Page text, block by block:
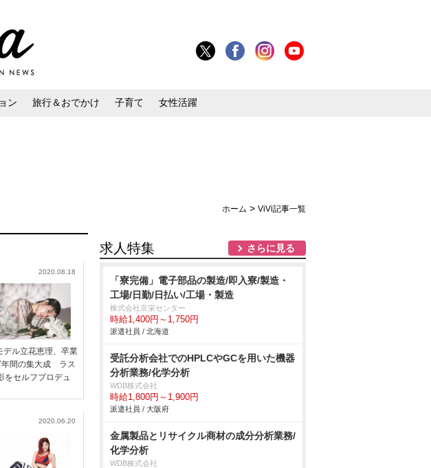
ン 旅行＆おでかけ 子育て 女性活躍
ホーム > ViVi記事一覧
2020.08.18
デル立花恵理、卒業
年間の集大成 ラス
をセルフプロデュ
2020.06.20
求人特集 さらに見る
「寮完備」電子部品の製造/即入寮/製造・
工場/日勤/日払い/工場・製造
株式会社京栄センター
時給1,400円～1,750円
派遣社員 / 北海道
受託分析会社でのHPLCやGCを用いた機器
分析業務/化学分析
WDB株式会社
時給1,800円～1,900円
派遣社員 / 大阪府
金属製品とリサイクル商材の成分分析業務/
化学分析
WDB株式会社